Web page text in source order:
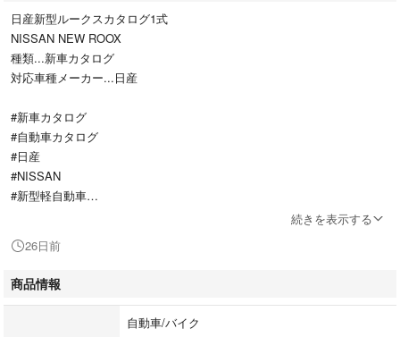
日産新型ルークスカタログ1式
NISSAN NEW ROOX
種類...新車カタログ
対応車種メーカー...日産
#新車カタログ
#自動車カタログ
#日産
#NISSAN
#新型軽自動車
#カスタム
#Custom
#Highway STAR
続きを表示する
26日前
商品情報
自動車/バイク